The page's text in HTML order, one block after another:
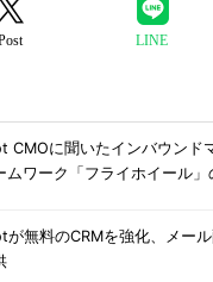
LINE
CMOに聞いたインバウンド
ムワーク「フライホイール」
が無料のCRMを強化、メー